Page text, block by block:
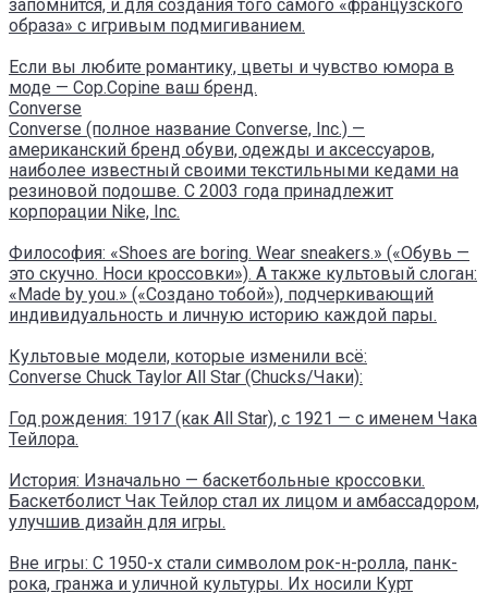
запомнится, и для создания того самого «французского
образа» с игривым подмигиванием.
Если вы любите романтику, цветы и чувство юмора в
моде — Cop.Copine ваш бренд.
Converse
Converse (полное название Converse, Inc.) —
американский бренд обуви, одежды и аксессуаров,
наиболее известный своими текстильными кедами на
резиновой подошве. С 2003 года принадлежит
корпорации Nike, Inc.
Философия: «Shoes are boring. Wear sneakers.» («Обувь —
это скучно. Носи кроссовки»). А также культовый слоган:
«Made by you.» («Создано тобой»), подчеркивающий
индивидуальность и личную историю каждой пары.
Культовые модели, которые изменили всё:
Converse Chuck Taylor All Star (Chucks/Чаки):
Год рождения: 1917 (как All Star), с 1921 — с именем Чака
Тейлора.
История: Изначально — баскетбольные кроссовки.
Баскетболист Чак Тейлор стал их лицом и амбассадором,
улучшив дизайн для игры.
Вне игры: С 1950-х стали символом рок-н-ролла, панк-
рока, гранжа и уличной культуры. Их носили Курт